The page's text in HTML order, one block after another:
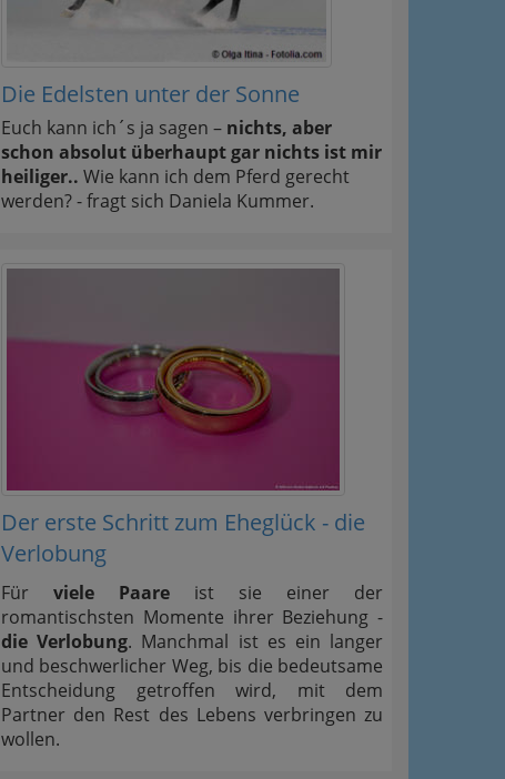
Die Edelsten unter der Sonne
Euch kann ich´s ja sagen – nichts, aber
schon absolut überhaupt gar nichts ist mir
heiliger.. Wie kann ich dem Pferd gerecht
werden? - fragt sich Daniela Kummer.
Der erste Schritt zum Eheglück - die
Verlobung
Für viele Paare ist sie einer der
romantischsten Momente ihrer Beziehung -
die Verlobung. Manchmal ist es ein langer
und beschwerlicher Weg, bis die bedeutsame
Entscheidung getroffen wird, mit dem
Partner den Rest des Lebens verbringen zu
wollen.